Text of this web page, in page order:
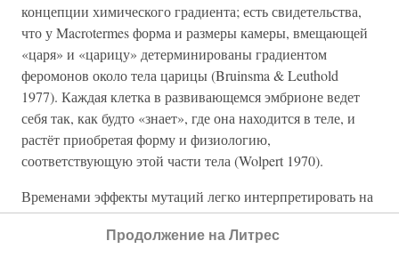
концепции химического градиента; есть свидетельства,
что у Macrotermes форма и размеры камеры, вмещающей
«царя» и «царицу» детерминированы градиентом
феромонов около тела царицы (Bruinsma & Leuthold
1977). Каждая клетка в развивающемся эмбрионе ведет
себя так, как будто «знает», где она находится в теле, и
растёт приобретая форму и физиологию,
соответствующую этой части тела (Wolpert 1970).
Временами эффекты мутаций легко интерпретировать на
клеточном уровне. Например – мутация, затрагивающая
пигментацию кожи, оказывает вполне очевидный
Продолжение на Литрес